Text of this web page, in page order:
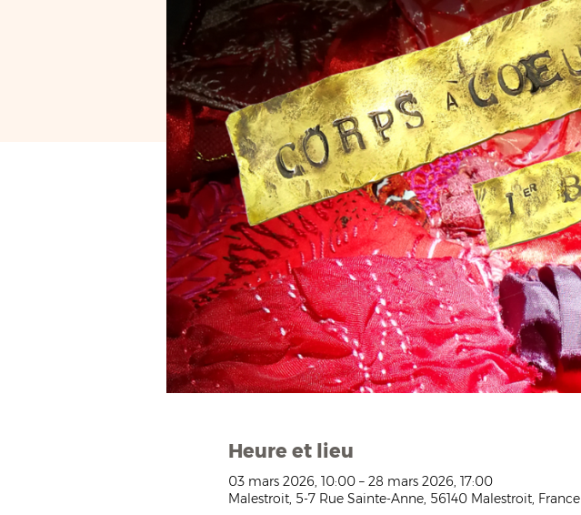
Heure et lieu
03 mars 2026, 10:00 – 28 mars 2026, 17:00
Malestroit, 5-7 Rue Sainte-Anne, 56140 Malestroit, France